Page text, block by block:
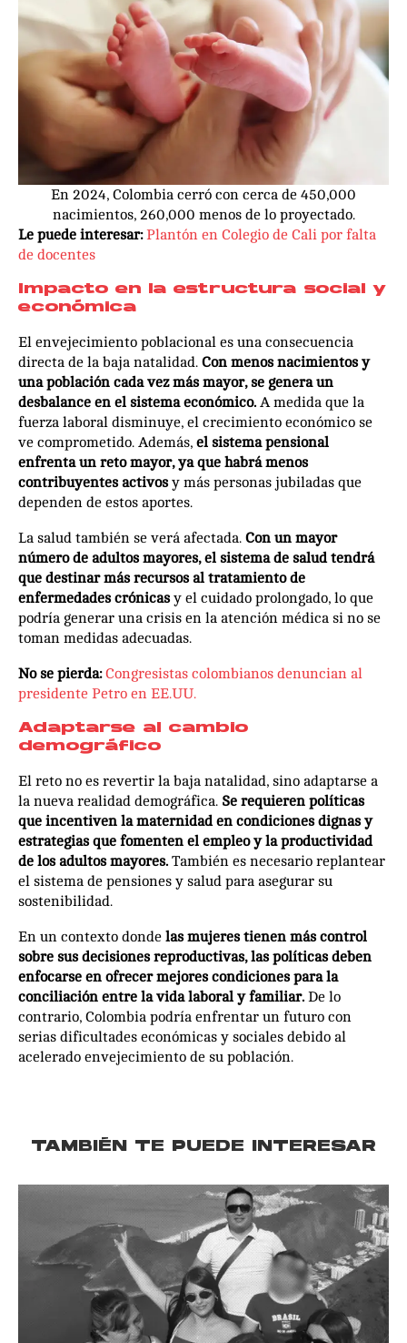
En 2024, Colombia cerró con cerca de 450,000
nacimientos, 260,000 menos de lo proyectado.
Le puede interesar: Plantón en Colegio de Cali por falta
de docentes
Impacto en la estructura social y
económica
El envejecimiento poblacional es una consecuencia
directa de la baja natalidad. Con menos nacimientos y
una población cada vez más mayor, se genera un
desbalance en el sistema económico. A medida que la
fuerza laboral disminuye, el crecimiento económico se
ve comprometido. Además, el sistema pensional
enfrenta un reto mayor, ya que habrá menos
contribuyentes activosy más personas jubiladas que
dependen de estos aportes.
La salud también se verá afectada. Con un mayor
número de adultos mayores, el sistema de salud tendrá
que destinar más recursos al tratamiento de
enfermedades crónicasy el cuidado prolongado, lo que
podría generar una crisis en la atención médica si no se
toman medidas adecuadas.
No se pierda: Congresistas colombianos denuncian al
presidente Petro en EE.UU.
Adaptarse al cambio
demográfico
El reto no es revertir la baja natalidad, sino adaptarse a
la nueva realidad demográfica. Se requieren políticas
que incentiven la maternidad en condiciones dignas y
estrategias que fomenten el empleo y la productividad
de los adultos mayores. También es necesario replantear
el sistema de pensiones y salud para asegurar su
sostenibilidad.
En un contexto donde las mujeres tienen más control
sobre sus decisiones reproductivas, las políticas deben
enfocarse en ofrecer mejores condiciones para la
conciliación entre la vida laboral y familiar. De lo
contrario, Colombia podría enfrentar un futuro con
serias dificultades económicas y sociales debido al
acelerado envejecimiento de su población.
TAMBIÉN TE PUEDE INTERESAR